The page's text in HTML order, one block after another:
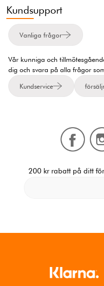
Kundsupport
Vanliga frågor
Vår kunniga och
dig och svara på alla frågor
Kundservice
200 kr rabatt på ditt